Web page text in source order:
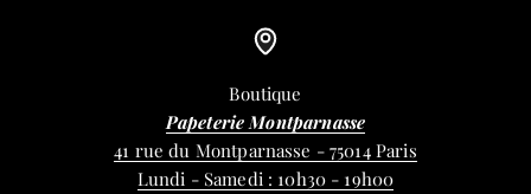
Boutique
Papeterie Montparnasse
41 rue du Montparnasse - 75014 Paris
Lundi - Samedi : 10h30 - 19h00